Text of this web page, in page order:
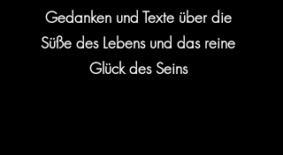
Gedanken und Texte über die
Süße des Lebens und das reine
Glück des Seins